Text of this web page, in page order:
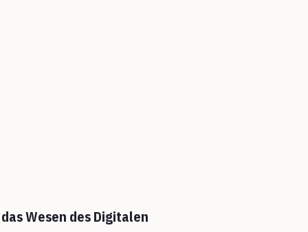
Wesen des Digitalen